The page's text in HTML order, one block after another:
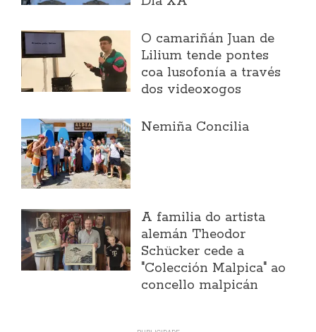
O camariñán Juan de
Lilium tende pontes
coa lusofonía a través
dos videoxogos
Nemiña Concilia
A familia do artista
alemán Theodor
Schücker cede a
"Colección Malpica" ao
concello malpicán